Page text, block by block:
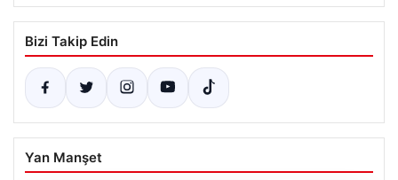
Bizi Takip Edin
Yan Manşet